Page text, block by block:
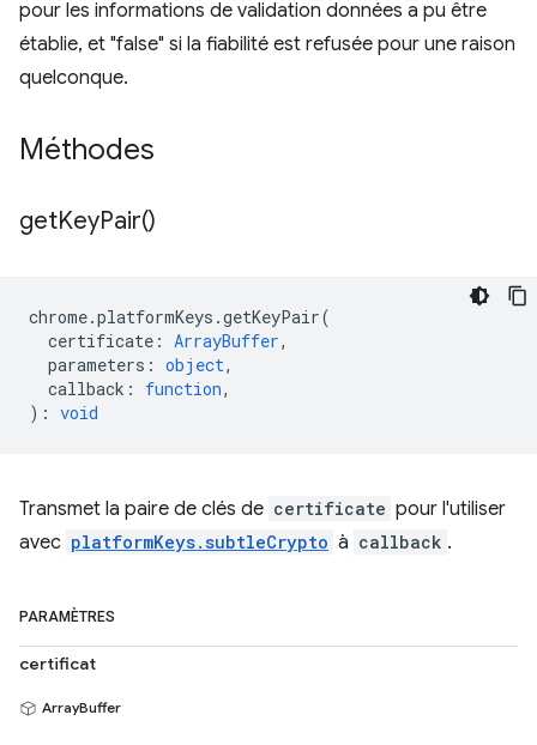
pour les informations de validation données a pu être
établie, et "false" si la fiabilité est refusée pour une raison
quelconque.
Méthodes
getKeyPair()
chrome.platformKeys .getKeyPair(
certificate : ArrayBuffer,
parameters : object,
callback : function,
) : void
Transmet la paire de clés de certificate pour l'utiliser
avec platformKeys.subtleCrypto à callback .
PARAMÈTRES
certificat
ArrayBuffer